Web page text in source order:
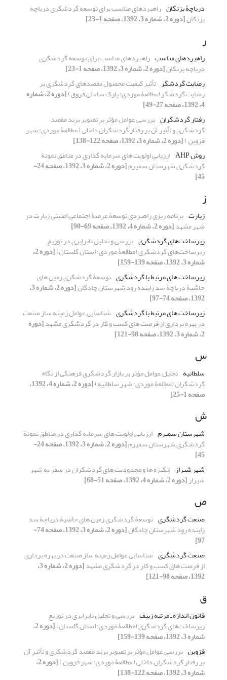
دریاچۀ بزنگان راهبردهای مناسب برای توسعه گردشگری دریاچه
بزنگان[دوره 2، شماره 3، 1392، صفحه 1-23]
ر
راهبردهای مناسب راهبردهای مناسب برای توسعه گردشگری
دریاچه بزنگان[دوره 2، شماره 3، 1392، صفحه 1-23]
رضایت گردشگر تأثیر کیفیت محصول مقصدهای گردشگری بر
رضایت گردشگر (مطالعۀ موردی: پارک ساحلی قروق) [دوره 2، شماره
4، 1392، صفحه 27-49]
رفتار گردشگران بررسی عوامل مؤثر بر تصویر برند مقصد
گردشگری و تأثیر آن بر رفتار گردشگران داخلی ( مطالعۀ موردی: شهر
قزوین )[دوره 2، شماره 3، 1392، صفحه 122-138]
روش AHP
ارزیابی اولویت های سرمایه گذاری در مناطق نمونة
گردشگری شهرستان سمیرم [دوره 2، شماره 3، 1392، صفحه 24-
45]
ز
زیارت برنامه ریزی راهبردی توسعۀ عرصۀ اجتماعی امنیتی زیارت در
شهر مشهد[دوره 2، شماره 4، 1392، صفحه 69-90]
زیرساخت‌های گردشگری بررسی و تحلیل نابرابری در توزیع
زیرساخت‌های گردشگری (مطالعۀ موردی: استان گلستان) [دوره 2،
شماره 3، 1392، صفحه 139-159]
زیرساخت های مرتبط با گردشگری توسعۀ گردشگری زمین های
حاشیۀ دریاچۀ سد زاینده رود شهرستان چادگان [دوره 2، شماره 3،
1392، صفحه 74-97]
زیرساخت های مرتبط با گردشگری شناسایی عوامل زمینه ساز صنعت
در بهره برداری از فرصت های کسب و کار در گردشگری مشهد[دوره
2، شماره 3، 1392، صفحه 98-121]
س
سلطانیه تحلیل عوامل مؤثر بر بازار گردشگری فرهنگی از نگاه
گردشگران (مطالعۀ موردی: شهر سلطانیه) [دوره 2، شماره 4، 1392،
صفحه 1-25]
ش
شهرستان سمیرم ارزیابی اولویت های سرمایه گذاری در مناطق نمونة
گردشگری شهرستان سمیرم [دوره 2، شماره 3، 1392، صفحه 24-
45]
شهر شیراز انگیزه ها و محدودیت های گردشگران در سفر به شهر
شیراز[دوره 2، شماره 4، 1392، صفحه 51-68]
ص
صنعت گردشگری توسعۀ گردشگری زمین های حاشیۀ دریاچۀ سد
زاینده رود شهرستان چادگان [دوره 2، شماره 3، 1392، صفحه 74-
97]
صنعت گردشگری شناسایی عوامل زمینه ساز صنعت در بهره برداری
از فرصت های کسب و کار در گردشگری مشهد [دوره 2، شماره 3،
1392، صفحه 98-121]
ق
قانون اندازه ـ مرتبه زیپف بررسی و تحلیل نابرابری در توزیع
زیرساخت‌های گردشگری (مطالعۀ موردی: استان گلستان) [دوره 2،
شماره 3، 1392، صفحه 139-159]
قزوین بررسی عوامل مؤثر بر تصویر برند مقصد گردشگری و تأثیر آن
بر رفتار گردشگران داخلی ( مطالعۀ موردی: شهر قزوین ) [دوره 2،
شماره 3، 1392، صفحه 122-138]